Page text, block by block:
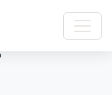
pantai Rani Woro,
“The Chief